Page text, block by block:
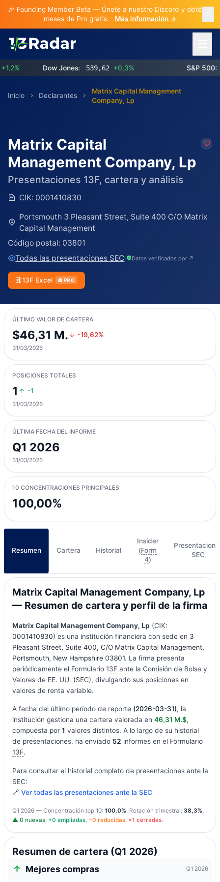
🎉 Founding Member Beta — Únete a nuestro Discord y obtén 3
meses de Pro gratis.
Más información →
Dow Jones: 539,62 +0,3% S&P 500:
Inicio Declarantes
Matrix Capital Management
Company, Lp
Matrix Capital
Management Company, Lp
Presentaciones 13F, cartera y análisis
CIK: 0001410830
Portsmouth 3 Pleasant Street, Suite 400 C/O Matrix
Capital Management
Código postal: 03801
Todas las presentaciones SEC· Datos verificados por ↗
13F Excel PRO
ÚLTIMO VALOR DE CARTERA
$46,31 M. -19,62%
31/03/2026
POSICIONES TOTALES
1 -1
31/03/2026
ÚLTIMA FECHA DEL INFORME
Q1 2026
31/03/2026
10 CONCENTRACIONES PRINCIPALES
100,00%
Resumen Cartera Historial
Insider
(Form
4)
SEC
Matrix Capital Management Company, Lp
— Resumen de cartera y perfil de la firma
Matrix Capital Management Company, Lp (CIK:
0001410830) es una institución financiera con sede en 3
Pleasant Street, Suite 400, C/O Matrix Capital Management,
Portsmouth, New Hampshire 03801. La firma presenta
periódicamente el Formulario 13Fante la Comisión de Bolsa y
Valores de EE. UU. (SEC), divulgando sus posiciones en
valores de renta variable.
A fecha del último período de reporte (2026-03-31), la
institución gestiona una cartera valorada en 46,31 M.$,
compuesta por 1 valores distintos. A lo largo de su historial
de presentaciones, ha enviado 52 informes en el Formulario
13F.
Para consultar el historial completo de presentaciones ante la
SEC:
🔗 Ver todas las presentaciones ante la SEC
Q1 2026 — Concentración top 10: 100,0%. Rotación trimestral: 38,3%.
▲ 0 nuevas, +0 ampliadas, −0 reducidas, ×1 cerradas.
Resumen de cartera (Q1 2026)
Mejores compras Q1 2026